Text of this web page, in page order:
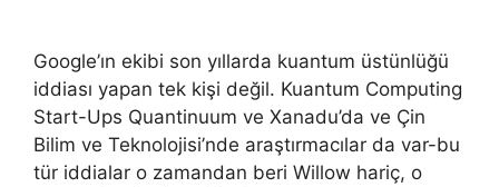
Google’ın ekibi son yıllarda kuantum üstünlüğü
iddiası yapan tek kişi değil. Kuantum Computing
Start-Ups Quantinuum ve Xanadu’da ve Çin
Bilim ve Teknolojisi’nde araştırmacılar da var-bu
tür iddialar o zamandan beri Willow hariç, o